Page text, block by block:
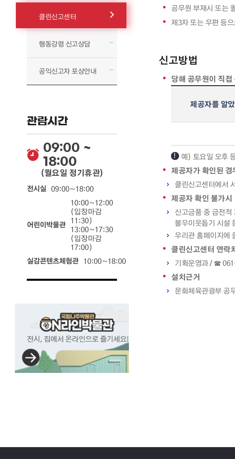
클린신고센터
행동강령 신고상담
공익신고자 포상안내
관람시간
09:00 ~
18:00
(월요일 정기휴관)
전시실 09:00~18:00
어린이박물관
10:00~12:00
(입장마감
11:30)
13:00~17:30
(입장마감
17:00)
실감콘텐츠체험관 10:00~18:00
국립나주박물관
ON라인박물관
전시,
집에서
온라인으로
공무원 부재시 또는
제3자 또는 우편 등
신고방법
당해 공무원이 직접
당해공무원이 불편부조리신고를 하는 방법 - 제공자를 알았거나 돌려주지 못한 경우, 부재시 또는 몰래 놓고 간 경우, 즉시 신고할 수 없는 정당한 사유가 있는경우 (*) 정보 제공
제공자를 알
예) 토요일 오후
제공자가 확인된 경
클린신고센터에서
제공자 확인 불가시
신고금품 중 금전
불우이웃돕기 시설
우리관 홈페이지에
클린신고센터 연락
기획운영과 / ☎
설치근거
문화체육관광부 공